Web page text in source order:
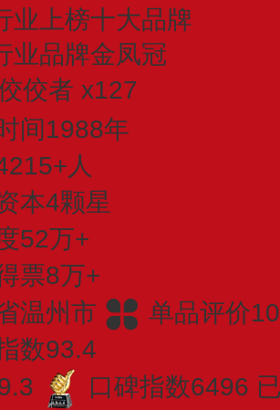
业上榜十大品牌
业品牌金凤冠
佼者 x127
间1988年
人
本4颗星
52万+
票8万+
温州市
单品评价
数93.4
口碑指数6496